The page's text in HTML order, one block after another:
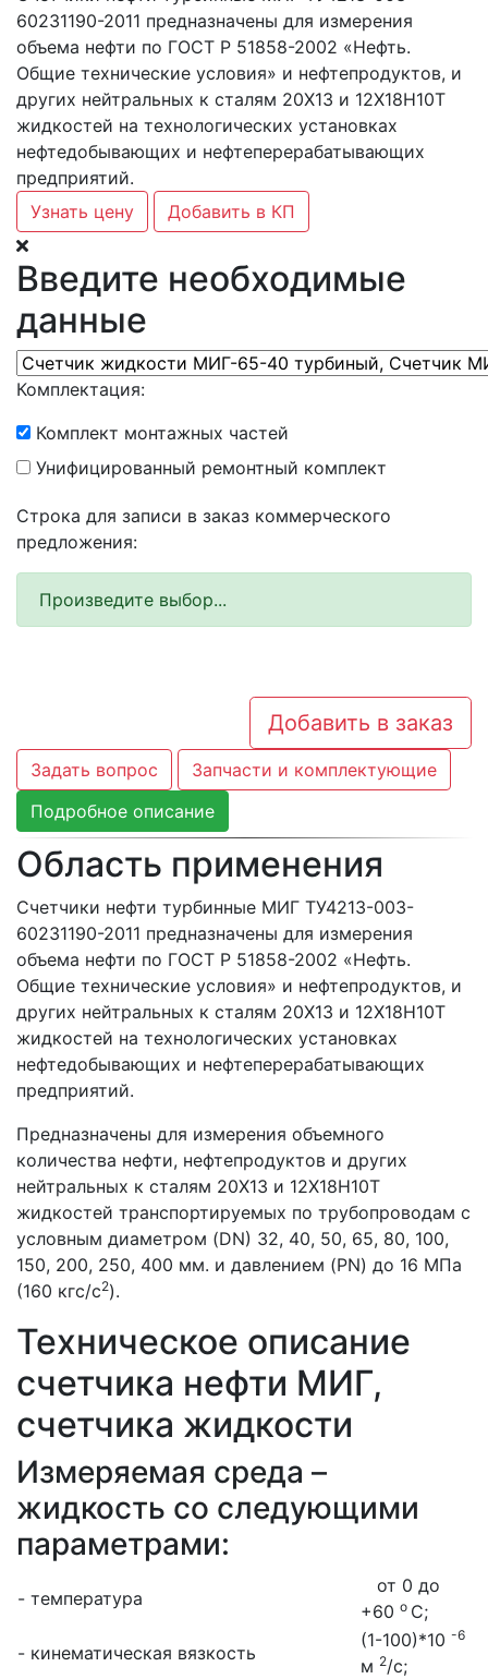
60231190-2011 предназначены для измерения
объема нефти по ГОСТ Р 51858-2002 «Нефть.
Общие технические условия» и нефтепродуктов, и
других нейтральных к сталям 20Х13 и 12Х18Н10Т
жидкостей на технологических установках
нефтедобывающих и нефтеперерабатывающих
предприятий.
Узнать цену
Добавить в КП
Введите необходимые
данные
Комплектация:
Комплект монтажных частей
Унифицированный ремонтный комплект
Строка для записи в заказ коммерческого
предложения:
Произведите выбор...
Добавить в заказ
Задать вопрос
Запчасти и комплектующие
Подробное описание
Область применения
Счетчики нефти турбинные МИГ ТУ4213-003-
60231190-2011 предназначены для измерения
объема нефти по ГОСТ Р 51858-2002 «Нефть.
Общие технические условия» и нефтепродуктов, и
других нейтральных к сталям 20Х13 и 12Х18Н10Т
жидкостей на технологических установках
нефтедобывающих и нефтеперерабатывающих
предприятий.
Предназначены для измерения объемного
количества нефти, нефтепродуктов и других
нейтральных к сталям 20X13 и 12X18Н10Т
жидкостей транспортируемых по трубопроводам с
условным диаметром (DN) 32, 40, 50, 65, 80, 100,
150, 200, 250, 400 мм. и давлением (PN) до 16 МПа
(160 кгс/с2).
Техническое описание
счетчика нефти МИГ,
счетчика жидкости
Измеряемая среда –
жидкость со следующими
параметрами:
- температура
от 0 до
+60 о С;
- кинематическая вязкость
(1-100)*10 -6
м 2/с;